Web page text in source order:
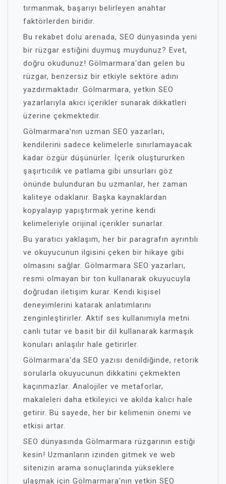
tırmanmak, başarıyı belirleyen anahtar
faktörlerden biridir.
Bu rekabet dolu arenada, SEO dünyasında yeni
bir rüzgar estiğini duymuş muydunuz? Evet,
doğru okudunuz! Gölmarmara'dan gelen bu
rüzgar, benzersiz bir etkiyle sektöre adını
yazdırmaktadır. Gölmarmara, yetkin SEO
yazarlarıyla akıcı içerikler sunarak dikkatleri
üzerine çekmektedir.
Gölmarmara'nın uzman SEO yazarları,
kendilerini sadece kelimelerle sınırlamayacak
kadar özgür düşünürler. İçerik oluştururken
şaşırtıcılık ve patlama gibi unsurları göz
önünde bulunduran bu uzmanlar, her zaman
kaliteye odaklanır. Başka kaynaklardan
kopyalayıp yapıştırmak yerine kendi
kelimeleriyle orijinal içerikler sunarlar.
Bu yaratıcı yaklaşım, her bir paragrafın ayrıntılı
ve okuyucunun ilgisini çeken bir hikaye gibi
olmasını sağlar. Gölmarmara SEO yazarları,
resmi olmayan bir ton kullanarak okuyucuyla
doğrudan iletişim kurar. Kendi kişisel
deneyimlerini katarak anlatımlarını
zenginleştirirler. Aktif ses kullanımıyla metni
canlı tutar ve basit bir dil kullanarak karmaşık
konuları anlaşılır hale getirirler.
Gölmarmara'da SEO yazısı denildiğinde, retorik
sorularla okuyucunun dikkatini çekmekten
kaçınmazlar. Analojiler ve metaforlar,
makaleleri daha etkileyici ve akılda kalıcı hale
getirir. Bu sayede, her bir kelimenin önemi ve
etkisi artar.
SEO dünyasında Gölmarmara rüzgarının estiği
kesin! Uzmanların izinden gitmek ve web
sitenizin arama sonuçlarında yükseklere
ulaşmak için Gölmarmara'nın yetkin SEO